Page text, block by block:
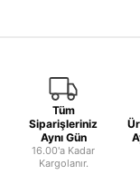
Tüm
Siparişleriniz
Aynı Gün
16.00'a Kadar
Kargolanır.